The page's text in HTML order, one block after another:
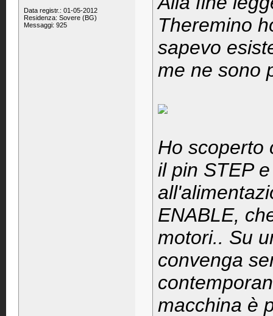
Data registr.: 01-05-2012
Residenza: Sovere (BG)
Messaggi: 925
Theremino
sapevo
me ne sono
Ho scoperto
il pin STEP
ENABLE,
motori.. Su
convenga
macchina è